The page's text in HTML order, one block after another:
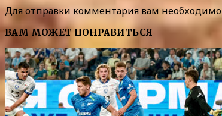
Для отправки комментария вам необходимо
ВАМ МОЖЕТ ПОНРАВИТЬСЯ